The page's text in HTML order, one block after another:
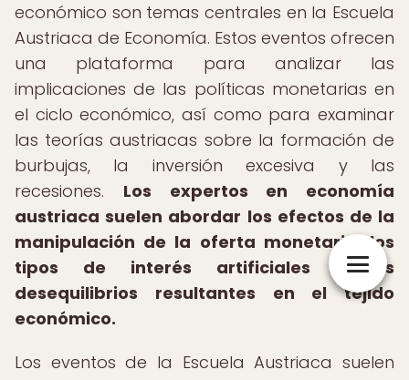
económico son temas centrales en la Escuela
Austriaca de Economía. Estos eventos ofrecen
una plataforma para analizar las
implicaciones de las políticas monetarias en
el ciclo económico, así como para examinar
las teorías austriacas sobre la formación de
burbujas, la inversión excesiva y las
recesiones. Los expertos en economía
austriaca suelen abordar los efectos de la
manipulación de la oferta monetaria, los
tipos de interés artificiales y los
desequilibrios resultantes en el tejido
económico.
Los eventos de la Escuela Austriaca suelen